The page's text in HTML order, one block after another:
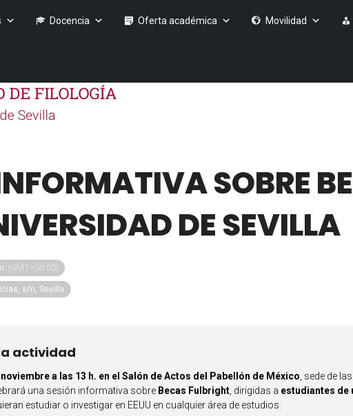
Docencia Oferta académica Movilidad
SOBRE
DE SEVILLA
(GMT+00:00)
s/n, Sevilla
actividad
a las 13 h. en el Salón de Actos del Pabellón de México , sede de
una sesión informativa sobre Becas Fulbright , dirigidas a estudiantes de
estudiar o investigar en EEUU en cualquier área de estudios.